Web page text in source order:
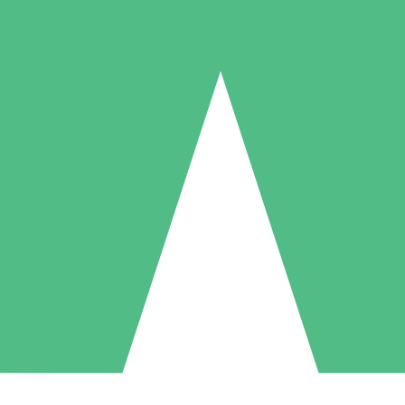
Individuelle Credit-Pakete
nach Bedarf mit Download-Credits. Keine monatliche Verpflichtung